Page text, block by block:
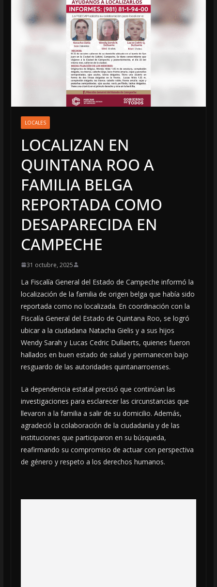
LOCALES
LOCALIZAN EN
QUINTANA ROO A
FAMILIA BELGA
REPORTADA COMO
DESAPARECIDA EN
CAMPECHE
31 octubre, 2025
La Fiscalía General del Estado de Campeche informó la
localización de la familia de origen belga que había sido
reportada como no localizada. En coordinación con la
Fiscalía General del Estado de Quintana Roo, se logró
ubicar a la ciudadana Natacha Gielis y a sus hijos
Wendy Sarah y Lucas Cedric Dullaerts, quienes fueron
hallados en buen estado de salud y permanecen bajo
resguardo de las autoridades quintanarroenses.
La dependencia estatal precisó que continúan las
investigaciones para esclarecer las circunstancias que
llevaron a la familia a salir de su domicilio. Además,
agradeció la colaboración de la ciudadanía y de las
instituciones que participaron en su búsqueda,
reafirmando su compromiso de actuar con perspectiva
de género y respeto a los derechos humanos.